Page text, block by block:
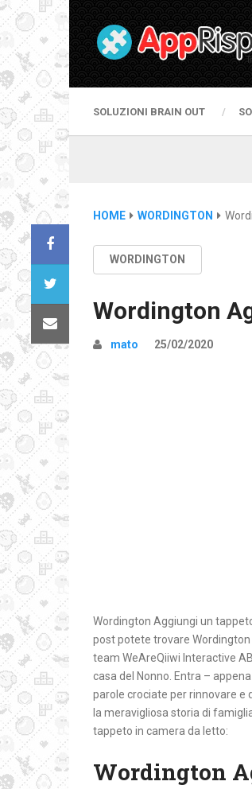
SOLUZIONI BRAIN OUT
HOME WORDINGTON
WORDINGTON
Wordington
mato 25/02/2020
Wordington Aggiungi un
post potete trovare Wordington
team WeAreQiiwi Interactive
casa del Nonno. Entra –
parole crociate per rinnovare e
la meravigliosa storia di
tappeto in camera da letto:
Wordington